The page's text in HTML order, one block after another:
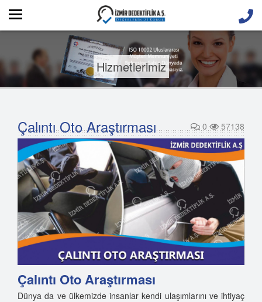
Hizmetlerimiz
Çalıntı Oto Araştırması 0 57138
Çalıntı Oto Araştırması
Dünya da ve ülkemizde insanlar kendi ulaşımlarını ve ihtiyaç